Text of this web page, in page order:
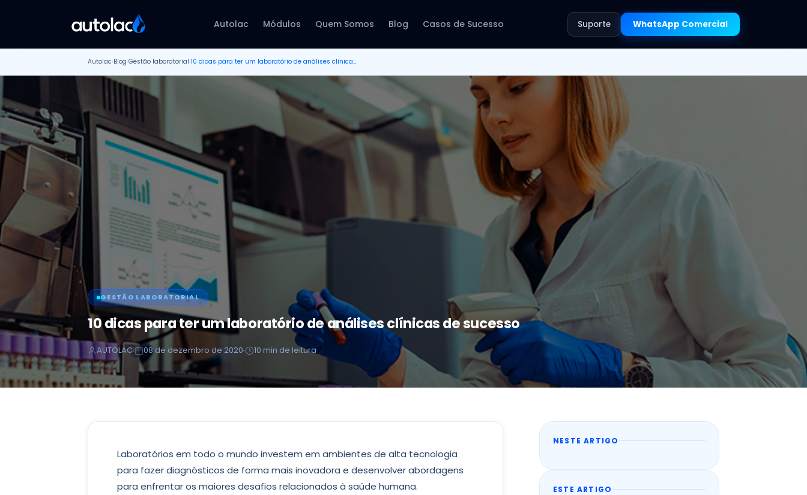
Autolac Módulos Quem Somos Blog Casos de Sucesso Suporte WhatsApp Comercial
Autolac›Blog›Gestão laboratorial› 10 dicas para ter um laboratório de análises clínicas de sucesso
GESTÃO LABORATORIAL
10 dicas para ter um laboratório de análises clínicas de sucesso
AUTOLAC 08 de dezembro de 2020 10 min de leitura
Laboratórios em todo o mundo investem em ambientes de alta tecnologia
para fazer diagnósticos de forma mais inovadora e desenvolver abordagens
para enfrentar os maiores desafios relacionados à saúde humana.
NESTE ARTIGO
ESTE ARTIGO